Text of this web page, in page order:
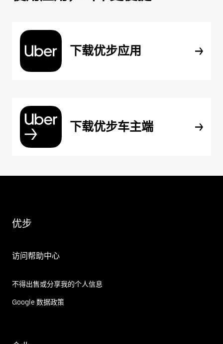
下载优步应用
下载优步车主端
优步
访问帮助中心
不得出售或分享我的个人信息
Google 数据政策